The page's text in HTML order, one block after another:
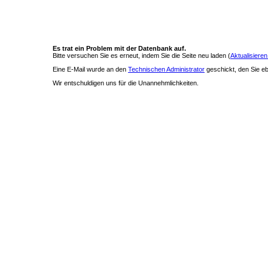
Es trat ein Problem mit der Datenbank auf.
Bitte versuchen Sie es erneut, indem Sie die Seite neu laden (
Eine E-Mail wurde an den Technischen Administrator geschickt, den Sie
Wir entschuldigen uns für die Unannehmlichkeiten.